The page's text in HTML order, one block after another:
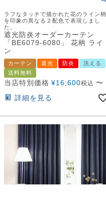
ラフなタッチで描かれた花のライン柄
を印象の異なる２配色で表現しまし
た。
遮光防炎オーダーカーテン
「BE6079-6080」 花柄 ライ
ン
カーテン 遮光 防炎
洗える
送料無料
当店特別価格 ¥16,600税込 〜
詳細を見る